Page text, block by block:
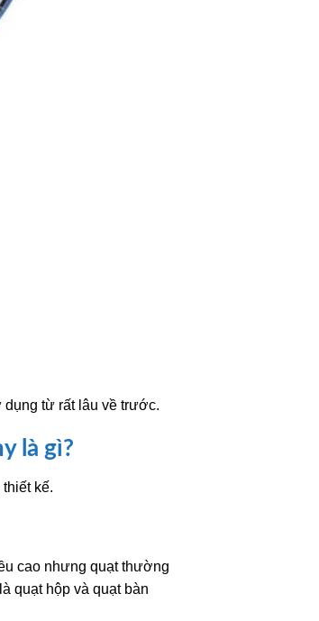
từ rất lâu về trước.
là gì?
kế.
cao nhưng quạt thường
quạt hộp và quạt bàn